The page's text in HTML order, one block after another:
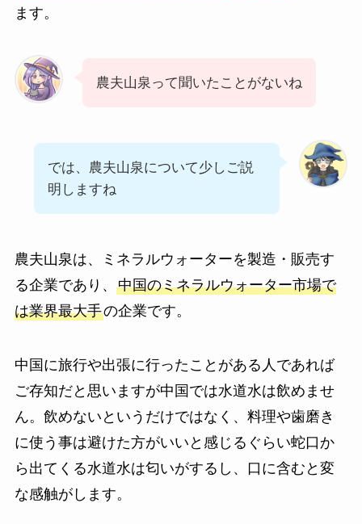
ます。
農夫山泉って聞いたことがないね
では、農夫山泉について少しご説
明しますね
農夫山泉は、ミネラルウォーターを製造・販売す
る企業であり、 中国のミネラルウォーター市場で
は業界最大手の企業です。
中国に旅行や出張に行ったことがある人であれば
ご存知だと思いますが中国では水道水は飲めませ
ん。飲めないというだけではなく、料理や歯磨き
に使う事は避けた方がいいと感じるぐらい蛇口か
ら出てくる水道水は匂いがするし、口に含むと変
な感触がします。